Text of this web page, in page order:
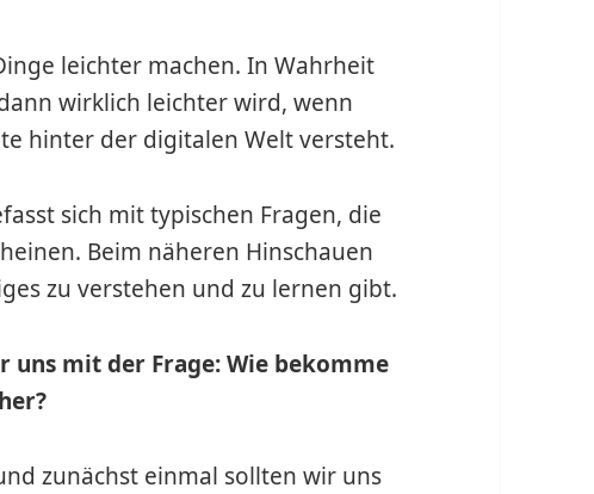
leichter machen. In Wahrheit
wirklich leichter wird, wenn
hinter der digitalen Welt versteht.
sich mit typischen Fragen, die
Beim näheren Hinschauen
zu verstehen und zu lernen gibt.
uns mit der Frage:Wie bekomme
zunächst einmal sollten wir uns